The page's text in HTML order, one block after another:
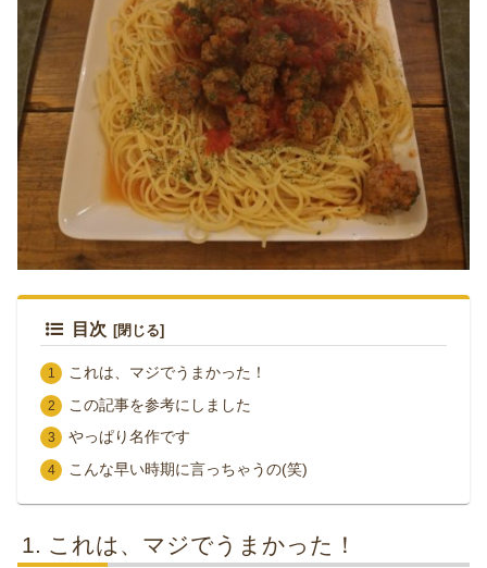
目次
これは、マジでうまかった！
この記事を参考にしました
やっぱり名作です
こんな早い時期に言っちゃうの(笑)
これは、マジでうまかった！